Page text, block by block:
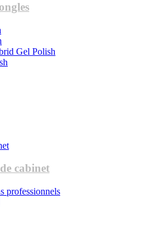
Gel Polish
cabinet
professionnels